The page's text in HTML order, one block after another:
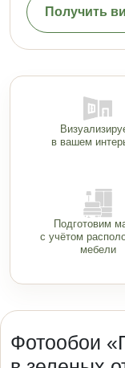
Получить
в вашем
Подготовим
с учётом
мебели
Фотообои